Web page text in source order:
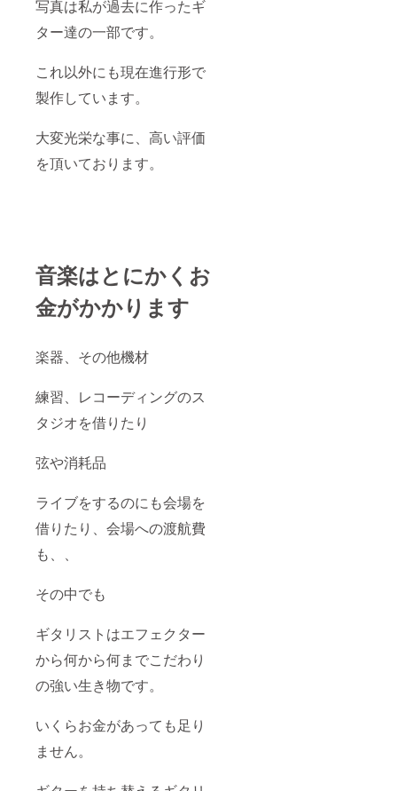
写真は私が過去に作ったギ
ター達の一部です。
これ以外にも現在進行形で
製作しています。
大変光栄な事に、高い評価
を頂いております。
音楽はとにかくお
金がかかります
楽器、その他機材
練習、レコーディングのス
タジオを借りたり
弦や消耗品
ライブをするのにも会場を
借りたり、会場への渡航費
も、、
その中でも
ギタリストはエフェクター
から何から何までこだわり
の強い生き物です。
いくらお金があっても足り
ません。